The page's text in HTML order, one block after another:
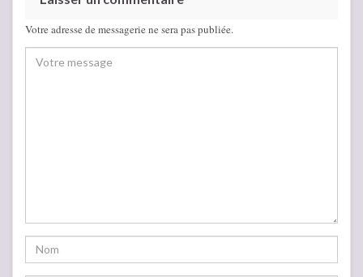
Votre adresse de messagerie ne sera pas publiée.